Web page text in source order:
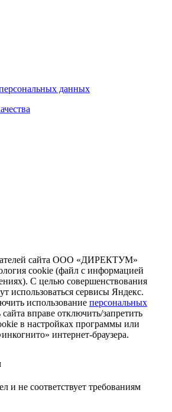
данных
сайта ООО «ДИРЕКТУМ»
cookie (файл с информацией
С целью совершенствования
использоваться сервисы Яндекс.
использование персональных
сайта вправе отключить/запретить
в настройках программы или
интернет-браузера.
и не соответствует требованиям